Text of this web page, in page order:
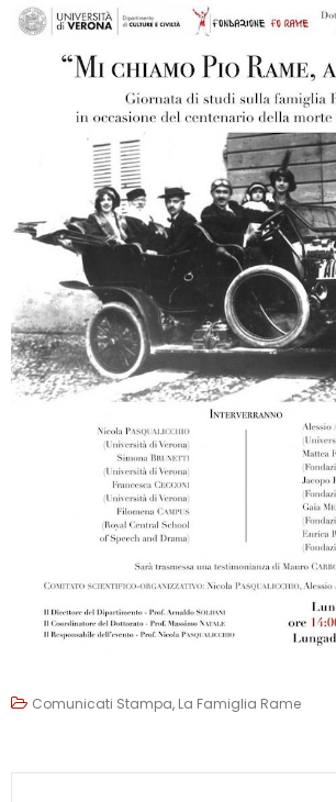
Comunicati Stampa, La Famiglia Rame